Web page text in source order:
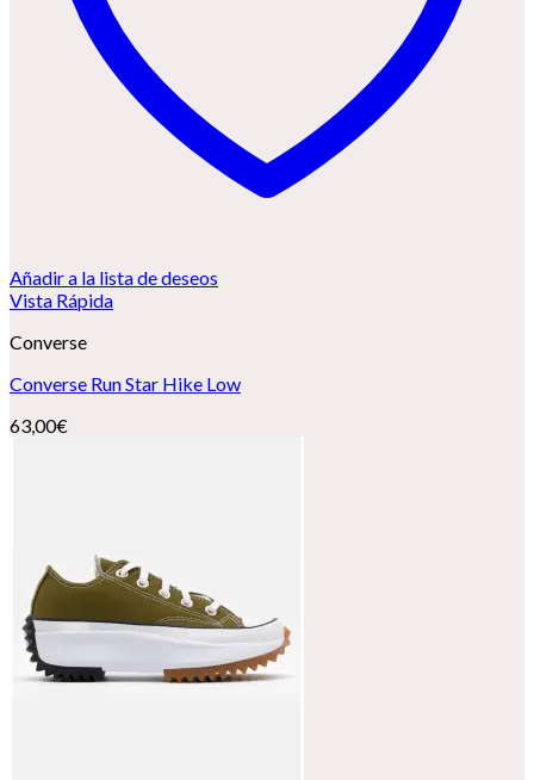
Añadir a la lista de deseos
Vista Rápida
Converse
Converse Run Star Hike Low
63,00€